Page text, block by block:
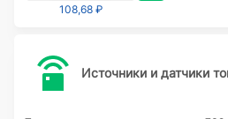
108,68 ₽
Источники и датчики